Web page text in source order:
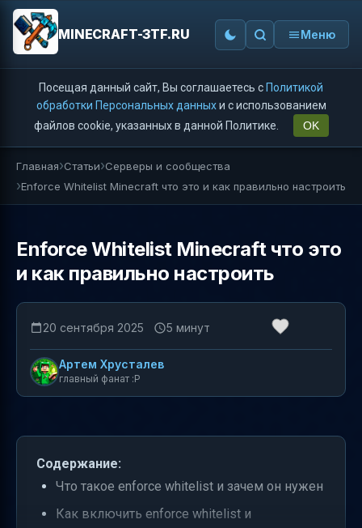
MINECRAFT-3TF.RU Меню
Посещая данный сайт, Вы соглашаетесь с Политикой
обработки Персональных данныхи с использованием
файлов cookie, указанных в данной Политике.
OK
Главная Статьи Серверы и сообщества
Enforce Whitelist Minecraft что это и как правильно настроить
Enforce Whitelist Minecraft что это
и как правильно настроить
20 сентября 2025 5 минут
Артем Хрусталев
главный фанат :P
Содержание:
Что такое enforce whitelist и зачем он нужен
Как включить enforce whitelist и